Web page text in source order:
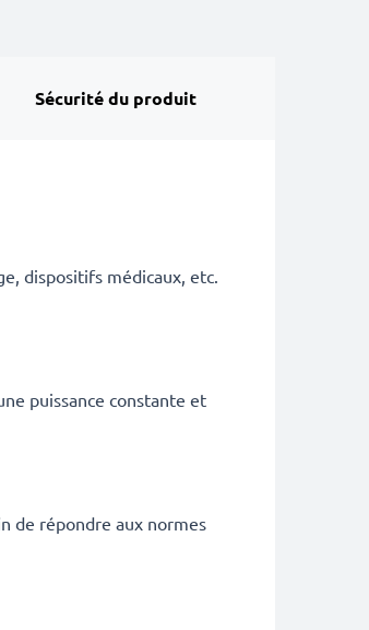
Sécurité du produit
dispositifs médicaux, etc.
puissance constante et
de répondre aux normes